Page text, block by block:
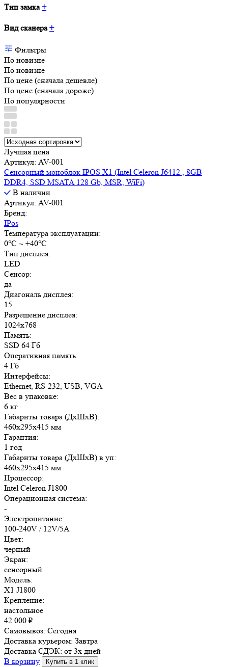
Тип замка+
Вид сканера+
Фильтры
По новизне
По новизне
По цене (сначала дешевле)
По цене (сначала дороже)
По популярности
Лучшая цена
Артикул: AV-001
Сенсорный моноблок IPOS X1 (Intel Celeron J6412 , 8GB
DDR4, SSD MSATA 128 Gb, MSR, WiFi)
В наличии
Артикул: AV-001
Бренд:
IPos
Температура эксплуатации:
0°C ~ +40°C
Тип дисплея:
LED
Сенсор:
да
Диагональ дисплея:
15
Разрешение дисплея:
1024x768
Память:
SSD 64 Гб
Оперативная память:
4 Гб
Интерфейсы:
Ethernet, RS-232, USB, VGA
Вес в упаковке:
6 кг
Габариты товара (ДxШxВ):
460x295x415 мм
Гарантия:
1 год
Габариты товара (ДxШxВ) в уп:
460x295x415 мм
Процессор:
Intel Celeron J1800
Операционная система:
-
Электропитание:
100-240V / 12V/5A
Цвет:
черный
Экран:
сенсорный
Модель:
X1 J1800
Крепление:
настольное
42 000 ₽
Самовывоз: Сегодня
Доставка курьером: Завтра
Доставка СДЭК: от 3х дней
В корзину
Купить в 1 клик